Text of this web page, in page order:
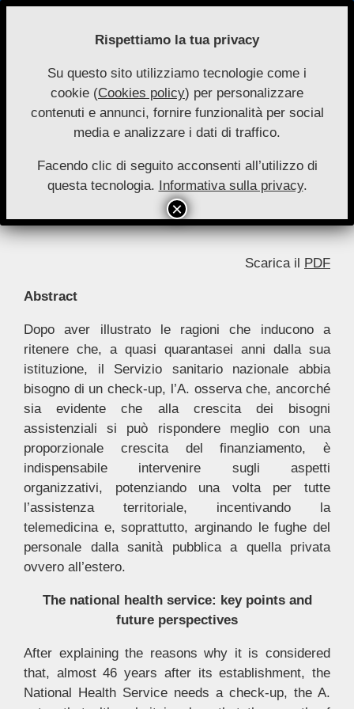
Skip
Nuove
Autonomie
Primary
Navigation
Menu
fermi e prospettive evolutive*
Fabio Saitta On: 3 Febbraio 2025 In: Saggi 1/2 2024
Scarica il PDF
Abstract
Dopo aver illustrato le ragioni che inducono a
ritenere che, a quasi quarantasei anni dalla sua
istituzione, il Servizio sanitario nazionale abbia
bisogno di un check-up, l’A. osserva che, ancorché
sia evidente che alla crescita dei bisogni
assistenziali si può rispondere meglio con una
proporzionale crescita del finanziamento, è
indispensabile intervenire sugli aspetti
organizzativi, potenziando una volta per tutte
l’assistenza territoriale, incentivando la
telemedicina e, soprattutto, arginando le fughe del
personale dalla sanità pubblica a quella privata
ovvero all’estero.
The national health service: key points and
future perspectives
After explaining the reasons why it is considered
that, almost 46 years after its establishment, the
National Health Service needs a check-up, the A.
Rispettiamo la tua privacy
Su questo sito utilizziamo tecnologie come i
cookie (Cookies policy) per personalizzare
contenuti e annunci, fornire funzionalità per social
media e analizzare i dati di traffico.
Facendo clic di seguito acconsenti all’utilizzo di
questa tecnologia. Informativa sulla privacy.